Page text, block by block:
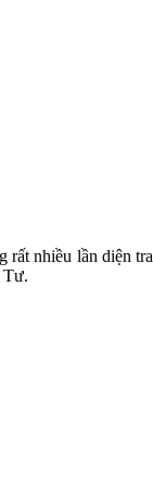
nhiều lần diện
Tư.